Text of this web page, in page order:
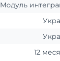
Модуль
12